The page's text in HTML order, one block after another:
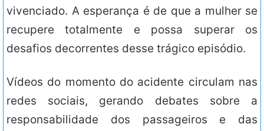
vivenciado. A esperança é de que a mulher se
recupere totalmente e possa superar os
desafios decorrentes desse trágico episódio.
Vídeos do momento do acidente circulam nas
redes sociais, gerando debates sobre a
responsabilidade dos passageiros e das